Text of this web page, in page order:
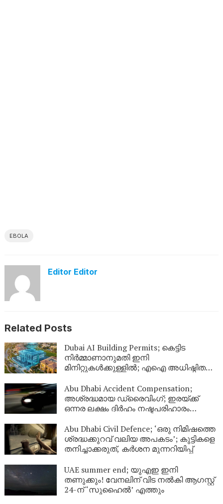
EBOLA
Editor Editor
Related Posts
Dubai AI Building Permits; കെട്ടിട
നിർമ്മാണാനുമതി ഇനി
മിനിറ്റുകൾക്കുള്ളിൽ; എഐ അധിഷ്ഠിത
മുൻസിപ്പാലിറ്റി
Abu Dhabi Accident Compensation;
അശ്രദ്ധമായ ഡ്രൈവിംഗ്; ഇരയ്ക്ക്
ഒന്നര ലക്ഷം ദിർഹം നഷ്ടപരിഹാരം
Abu Dhabi Civil Defence; ‘ഒരു നിമിഷത്തെ
ശ്രദ്ധക്കുറവ് വലിയ അപകടം’; കുട്ടികളെ
തനിച്ചാക്കരുത്, കർശന മുന്നറിയിപ്പ്
UAE summer end; യുഎഇ ഇനി
തണുക്കും! വേനലിന് വിട നൽകി ആഗസ്റ്റ്
24-ന് ‘സുഹൈൽ’ എത്തും